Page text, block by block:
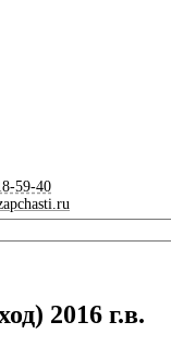
59-40
2016 г.в.